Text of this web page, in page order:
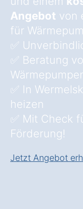
Angebot von
für
✅
✅ Beratung
✅ In
heizen
✅ Mit Check
Förderung!
Jetzt Angebot